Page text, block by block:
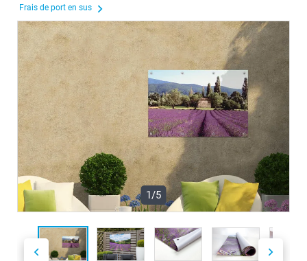
Frais de port en sus
1/5